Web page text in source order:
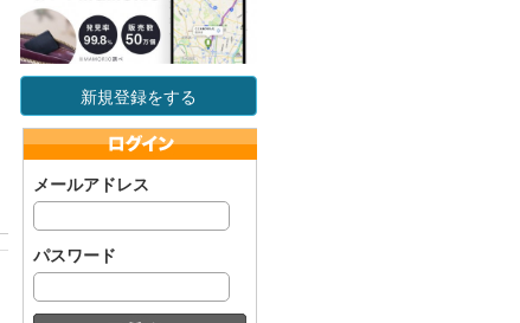
新規登録をする
メールアドレス
パスワード